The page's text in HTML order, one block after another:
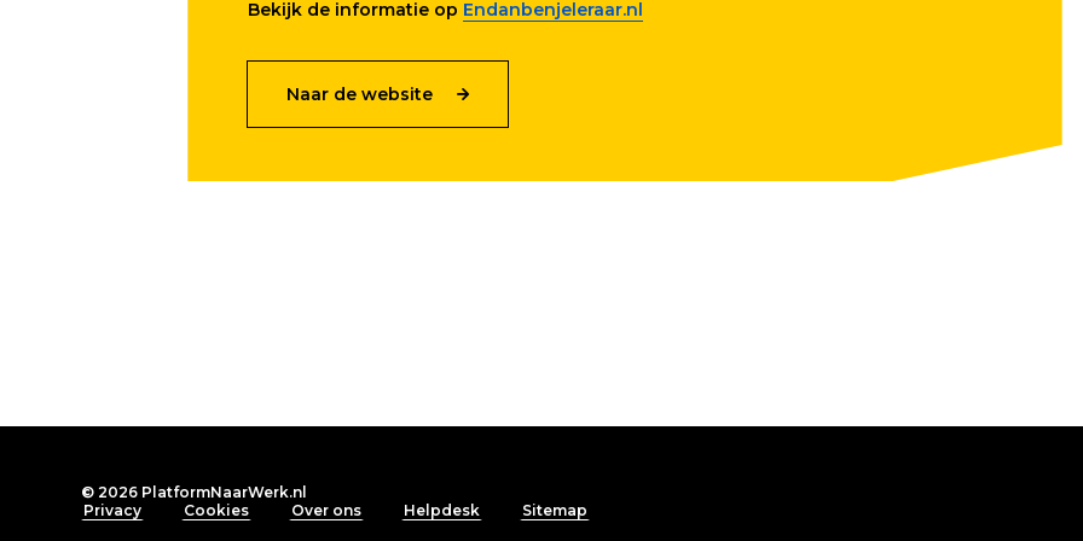
Bekijk de informatie op Endanbenjeleraar.nl
Naar de website
© 2026 PlatformNaarWerk.nl
Footer
Privacy Cookies Over ons Helpdesk Sitemap